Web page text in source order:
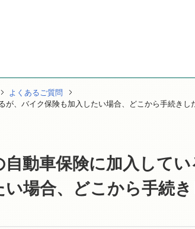
よくあるご質問
、バイク保険も加入したい場合、どこから手続きし
動車保険に加入してい
場合、どこから手続